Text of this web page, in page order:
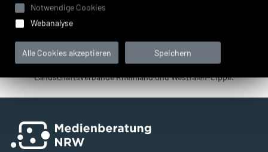
zurück
Die Medienberatung NRW ist eine vertragliche Zusammenarbeit
des Ministeriums für Schule und Bildungdes Landes NRW und der
Landschaftsverbände Rheinland und Westfalen-Lippe.
Notwendige Cookies
Webanalyse
Alle Cookies akzeptieren Speichern